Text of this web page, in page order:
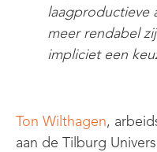
laagproductieve
meerrendabel
impliciet een
Ton Wilthagen,
aan de Tilburg